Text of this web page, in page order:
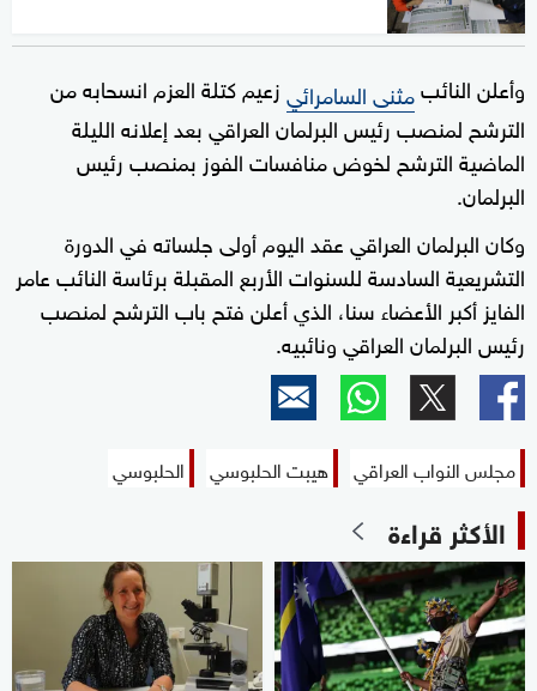
وأعلن النائبمثنى السامرائيزعيم كتلة العزم انسحابه من
الترشح لمنصب رئيس البرلمان العراقي بعد إعلانه الليلة
الماضية الترشح لخوض منافسات الفوز بمنصب رئيس
البرلمان.
وكان البرلمان العراقي عقد اليوم أولى جلساته في الدورة
التشريعية السادسة للسنوات الأربع المقبلة برئاسة النائب عامر
الفايز أكبر الأعضاء سنا، الذي أعلن فتح باب الترشح لمنصب
رئيس البرلمان العراقي ونائبيه.
مجلس النواب العراقي هيبت الحلبوسي الحلبوسي
الأكثر قراءة